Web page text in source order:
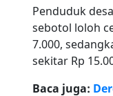
Penduduk
sebotol loloh
7.000,
sekitar Rp
Baca juga: